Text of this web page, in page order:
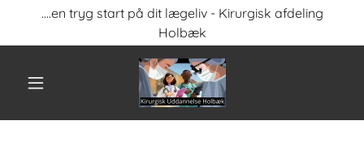
....en tryg start på dit lægeliv - Kirurgisk afdeling
Holbæk